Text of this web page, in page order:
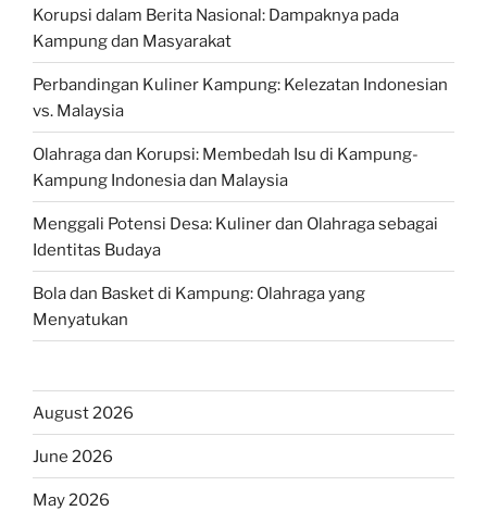
Korupsi dalam Berita Nasional: Dampaknya pada
Kampung dan Masyarakat
Perbandingan Kuliner Kampung: Kelezatan Indonesian
vs. Malaysia
Olahraga dan Korupsi: Membedah Isu di Kampung-
Kampung Indonesia dan Malaysia
Menggali Potensi Desa: Kuliner dan Olahraga sebagai
Identitas Budaya
Bola dan Basket di Kampung: Olahraga yang
Menyatukan
August 2026
June 2026
May 2026